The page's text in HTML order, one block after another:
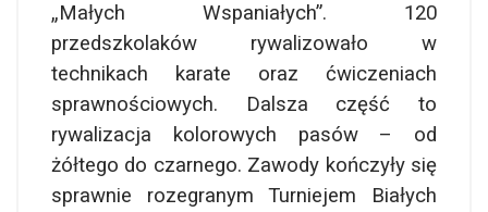
„Małych Wspaniałych”. 120
przedszkolaków rywalizowało w
technikach karate oraz ćwiczeniach
sprawnościowych. Dalsza część to
rywalizacja kolorowych pasów – od
żółtego do czarnego. Zawody kończyły się
sprawnie rozegranym Turniejem Białych